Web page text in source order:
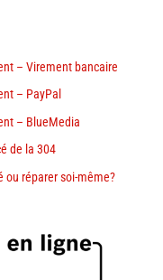
– Virement bancaire
– PayPal
– BlueMedia
de la 304
ou réparer soi-même?